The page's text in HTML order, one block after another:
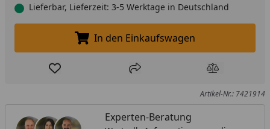
Lieferbar, Lieferzeit: 3-5 Werktage in Deutschland
In den Einkaufswagen legen
In den Einkaufswagen
Produkt zur Wunschliste hinzufügen
Teilen Produkt
Artikel-Nr.: 7421914
Experten-Beratung